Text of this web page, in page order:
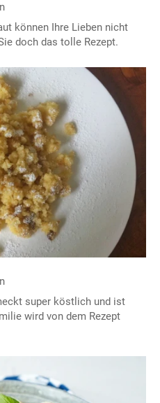
können Ihre Lieben nicht
doch das tolle Rezept.
super köstlich und ist
wird von dem Rezept